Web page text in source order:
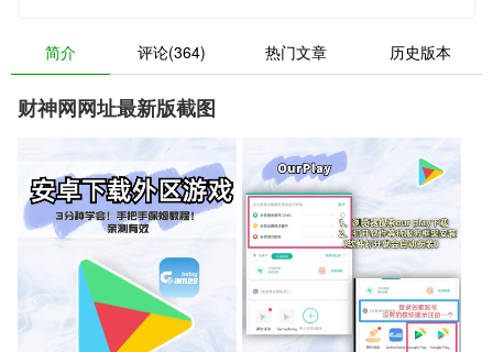
简介 评论(364) 热门文章 历史版本
财神网网址最新版截图